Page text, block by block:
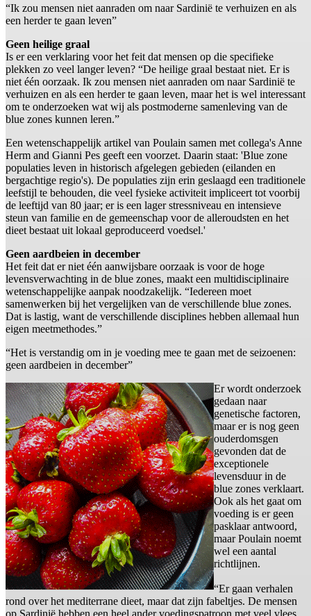
“Ik zou mensen niet aanraden om naar Sardinië te verhuizen en als
een herder te gaan leven”
Geen heilige graal
Is er een verklaring voor het feit dat mensen op die specifieke
plekken zo veel langer leven? “De heilige graal bestaat niet. Er is
niet één oorzaak. Ik zou mensen niet aanraden om naar Sardinië te
verhuizen en als een herder te gaan leven, maar het is wel interessant
om te onderzoeken wat wij als postmoderne samenleving van de
blue zones kunnen leren.”
Een wetenschappelijk artikel van Poulain samen met collega's Anne
Herm and Gianni Pes geeft een voorzet. Daarin staat: 'Blue zone
populaties leven in historisch afgelegen gebieden (eilanden en
bergachtige regio's). De populaties zijn erin geslaagd een traditionele
leefstijl te behouden, die veel fysieke activiteit impliceert tot voorbij
de leeftijd van 80 jaar; er is een lager stressniveau en intensieve
steun van familie en de gemeenschap voor de alleroudsten en het
dieet bestaat uit lokaal geproduceerd voedsel.'
Geen aardbeien in december
Het feit dat er niet één aanwijsbare oorzaak is voor de hoge
levensverwachting in de blue zones, maakt een multidisciplinaire
wetenschappelijke aanpak noodzakelijk. “Iedereen moet
samenwerken bij het vergelijken van de verschillende blue zones.
Dat is lastig, want de verschillende disciplines hebben allemaal hun
eigen meetmethodes.”
“Het is verstandig om in je voeding mee te gaan met de seizoenen:
geen aardbeien in december”
Er wordt onderzoek
gedaan naar
genetische factoren,
maar er is nog geen
ouderdomsgen
gevonden dat de
exceptionele
levensduur in de
blue zones verklaart.
Ook als het gaat om
voeding is er geen
pasklaar antwoord,
maar Poulain noemt
wel een aantal
richtlijnen.
“Er gaan verhalen
rond over het mediterrane dieet, maar dat zijn fabeltjes. De mensen